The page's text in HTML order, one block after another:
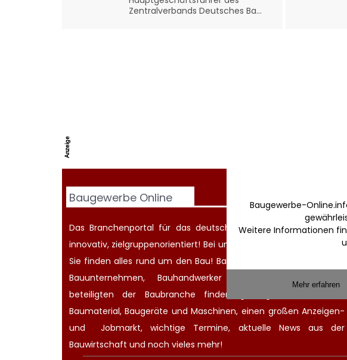
Zentralverbands Deutsches Ba...
Baugewerbe Online
Das Branchenportal für das deutsche Baugewerbe. Informativ,
innovativ, zielgruppenorientiert! Bei uns werden Sie gefunden und
Sie finden alles rund um den Bau! Bauherren finden kompetente
Bauunternehmen, Bauhandwerker oder Architekten. Alle
beteiligten der Baubranche finden günstige Zulieferer für
Baumaterial,Baugeräte und Maschinen, einen großenAnzeigen-
und Jobmarkt, wichtige Termine, aktuelle News aus der
Bauwirtschaft und noch vieles mehr!
Baugewerbe-
Weitere Informationen
Mehr erfahren